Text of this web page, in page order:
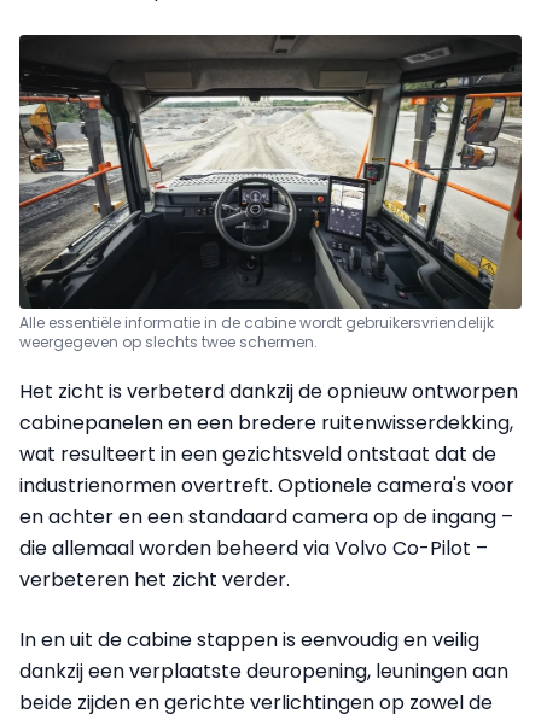
Alle essentiële informatie in de cabine wordt gebruikersvriendelijk
weergegeven op slechts twee schermen.
Het zicht is verbeterd dankzij de opnieuw ontworpen
cabinepanelen en een bredere ruitenwisserdekking,
wat resulteert in een gezichtsveld ontstaat dat de
industrienormen overtreft. Optionele camera's voor
en achter en een standaard camera op de ingang –
die allemaal worden beheerd via Volvo Co-Pilot –
verbeteren het zicht verder.
In en uit de cabine stappen is eenvoudig en veilig
dankzij een verplaatste deuropening, leuningen aan
beide zijden en gerichte verlichtingen op zowel de